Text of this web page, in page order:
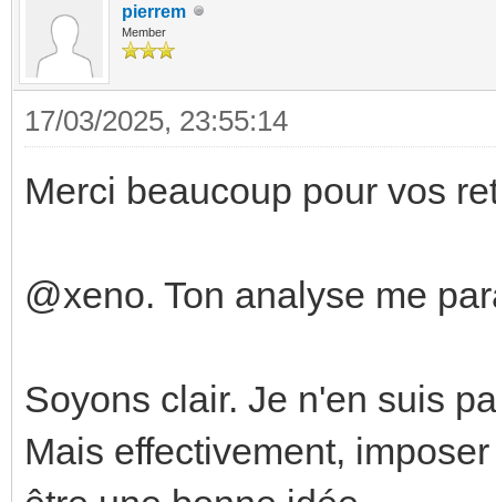
pierrem
Member
17/03/2025, 23:55:14
Merci beaucoup pour vos
@xeno. Ton analyse me
Soyons clair. Je n'en suis
Mais effectivement,